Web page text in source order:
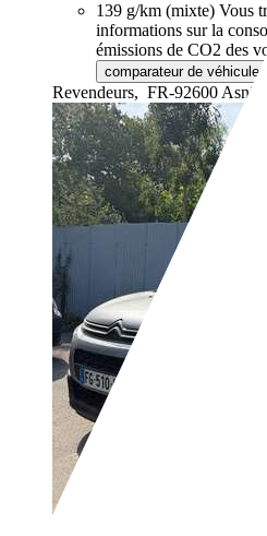
139 g/km (mixte) Vous
informations sur la
émissions de CO2 des
comparateur de véhicules
Revendeurs, FR-92600